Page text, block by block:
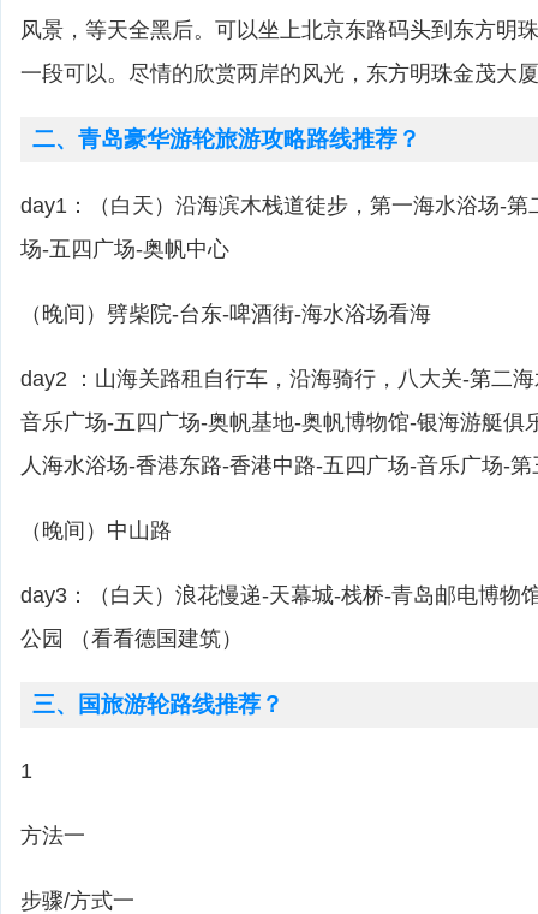
风景，等天全黑后。可以坐上北京东路码头到东方明
一段可以。尽情的欣赏两岸的风光，东方明珠金茂大
二、青岛豪华游轮旅游攻略路线推荐？
day1：（白天）沿海滨木栈道徒步，第一海水浴场-第
场-五四广场-奥帆中心
（晚间）劈柴院-台东-啤酒街-海水浴场看海
day2 ：山海关路租自行车，沿海骑行，八大关-第二
音乐广场-五四广场-奥帆基地-奥帆博物馆-银海游艇俱
人海水浴场-香港东路-香港中路-五四广场-音乐广场-
（晚间）中山路
day3：（白天）浪花慢递-天幕城-栈桥-青岛邮电博物
公园 （看看德国建筑）
三、国旅游轮路线推荐？
1
方法一
步骤/方式一